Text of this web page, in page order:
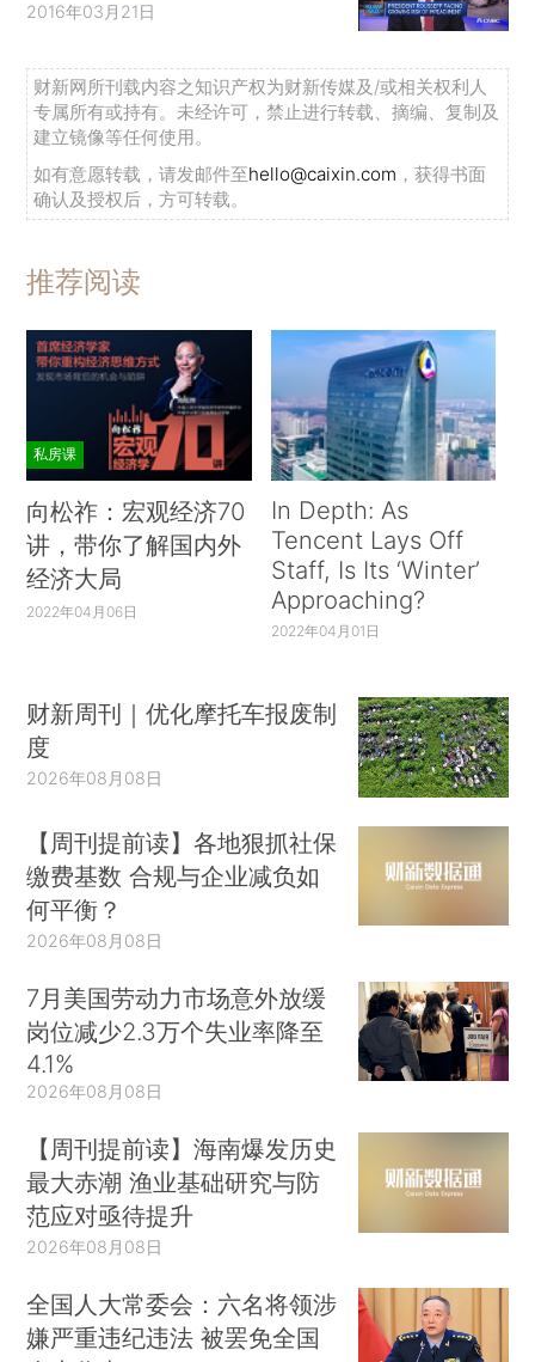
2016年03月21日
财新网所刊载内容之知识产权为财新传媒及/或相关权利人
专属所有或持有。未经许可，禁止进行转载、摘编、复制及
建立镜像等任何使用。
如有意愿转载，请发邮件至hello@caixin.com ，获得书面
确认及授权后，方可转载。
推荐阅读
私房课
向松祚：宏观经济70
讲，带你了解国内外
经济大局
2022年04月06日
In Depth: As
Tencent Lays Off
Staff, Is Its ‘Winter’
Approaching?
2022年04月01日
财新周刊｜优化摩托车报废制
度
2026年08月08日
【周刊提前读】各地狠抓社保
缴费基数 合规与企业减负如
何平衡？
2026年08月08日
7月美国劳动力市场意外放缓
岗位减少2.3万个失业率降至
4.1%
2026年08月08日
【周刊提前读】海南爆发历史
最大赤潮 渔业基础研究与防
范应对亟待提升
2026年08月08日
全国人大常委会：六名将领涉
嫌严重违纪违法 被罢免全国